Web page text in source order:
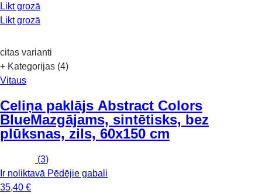
Likt grozā
Likt grozā
citas varianti
+ Kategorijas (4)
Vitaus
Celiņa paklājs Abstract Colors
BlueMazgājams, sintētisks, bez
plūksnas, zils, 60x150 cm
(3)
Ir noliktavā Pēdējie gabali
35,40 €